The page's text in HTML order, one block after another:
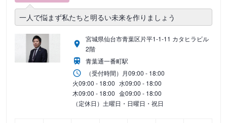
一人で悩まず私たちと明るい未来を作りましょう
宮城県仙台市青葉区片平1-1-11 カタヒラビル
2階
青葉通一番町駅
（受付時間） 月09:00 - 18:00
火09:00 - 18:00 水09:00 - 18:00
木09:00 - 18:00 金09:00 - 18:00
（定休日）土曜日・日曜日・祝日